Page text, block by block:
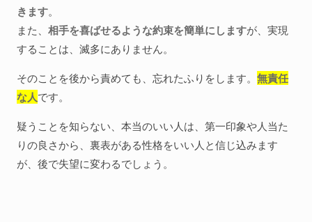
きます。
また、 相手を喜ばせるような約束を簡単にしますが、実現
することは、滅多にありません。
そのことを後から責めても、忘れたふりをします。 無責任
な人です。
疑うことを知らない、本当のいい人は、第一印象や人当た
りの良さから、裏表がある性格をいい人と信じ込みます
が、後で失望に変わるでしょう。